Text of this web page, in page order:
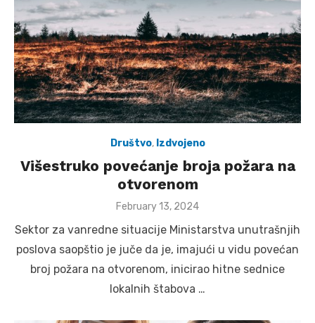
Društvo, Izdvojeno
Višestruko povećanje broja požara na
otvorenom
Posted
February 13, 2024
Sektor za vanredne situacije Ministarstva unutrašnjih
poslova saopštio je juče da je, imajući u vidu povećan
broj požara na otvorenom, inicirao hitne sednice
lokalnih štabova …